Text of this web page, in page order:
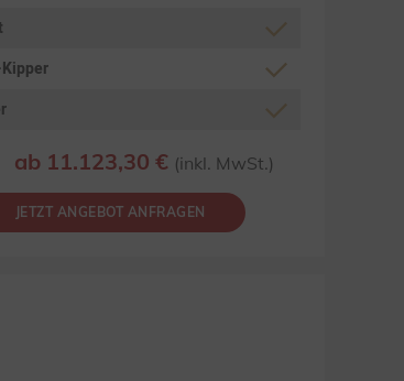
ab 11.123,30 € (inkl. MwSt.)
JETZT ANGEBOT ANFRAGEN